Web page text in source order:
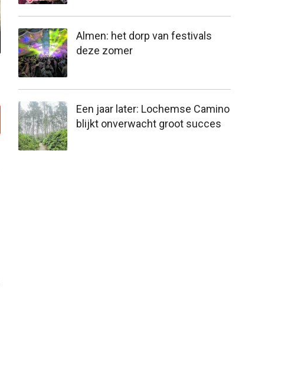
Almen: het dorp van festivals
deze zomer
Een jaar later: Lochemse Camino
blijkt onverwacht groot succes